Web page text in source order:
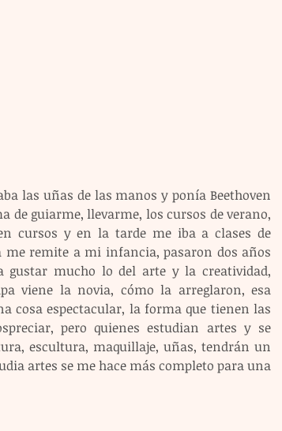
las uñas de las manos y ponía Beethoven
de guiarme, llevarme, los cursos de verano,
cursos y en la tarde me iba a clases de
remite a mi infancia, pasaron dos años
gustar mucho lo del arte y la creatividad,
viene la novia, cómo la arreglaron, esa
cosa espectacular, la forma que tienen las
pero quienes estudian artes y se
escultura, maquillaje, uñas, tendrán un
artes se me hace más completo para una